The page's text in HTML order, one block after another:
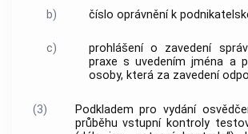
b) číslo oprávnění k
c) prohlášení o zavedení
praxe s uvedením jména a
osoby, která za zavedení
(3)
Podkladem pro vydání
průběhu vstupní kontroly